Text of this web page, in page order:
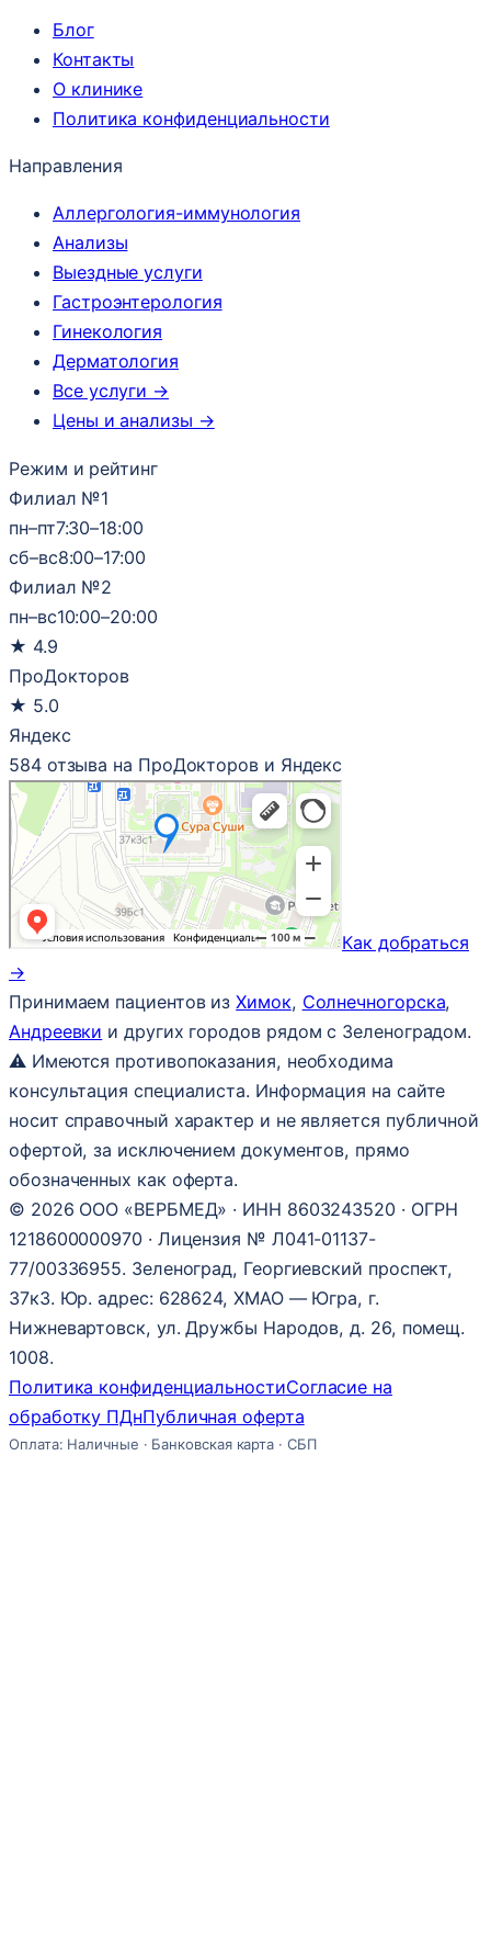
Блог
Контакты
О клинике
Политика конфиденциальности
Направления
Аллергология-иммунология
Анализы
Выездные услуги
Гастроэнтерология
Гинекология
Дерматология
Все услуги →
Цены и анализы →
Режим и рейтинг
Филиал №1
пн–пт7:30–18:00
сб–вс8:00–17:00
Филиал №2
пн–вс10:00–20:00
★ 4.9
ПроДокторов
★ 5.0
Яндекс
584 отзыва на ПроДокторов и Яндекс
Как добраться
→
Принимаем пациентов изХимок, Солнечногорска,
Андреевки и других городов рядом с Зеленоградом.
⚠ Имеются противопоказания, необходима
консультация специалиста. Информация на сайте
носит справочный характер и не является публичной
офертой, за исключением документов, прямо
обозначенных как оферта.
© 2026 ООО «ВЕРБМЕД» · ИНН 8603243520 · ОГРН
1218600000970 · Лицензия № Л041-01137-
77/00336955. Зеленоград, Георгиевский проспект,
37к3. Юр. адрес: 628624, ХМАО — Югра, г.
Нижневартовск, ул. Дружбы Народов, д. 26, помещ.
1008.
Политика конфиденциальностиСогласие на
обработку ПДнПубличная оферта
Оплата: Наличные · Банковская карта · СБП